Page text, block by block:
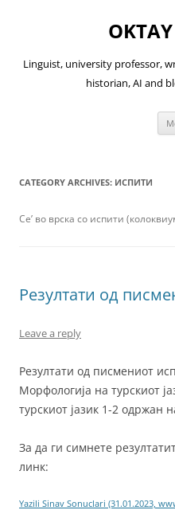
Linguist, university professor,
historian, AI and
CATEGORY ARCHIVES: ИСПИТИ
Се’ во врска со испити
Резултати од
Leave a reply
Резултати од писмениот
Морфологија на турскиот
турскиот јазик 1-2 одржан
За да ги симнете
линк:
Yazili Sinav Sonuclari (31.01.2023,